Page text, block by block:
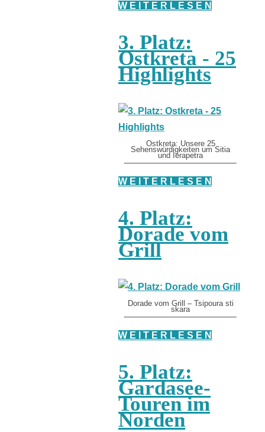
W E I T E R L E S E N
3. Platz:
Ostkreta - 25
Highlights
Ostkreta: Unsere 25
Sehenswürdigkeiten um Sitia
und Ierapetra
W E I T E R L E S E N
4. Platz:
Dorade vom
Grill
Dorade vom Grill – Tsipoura sti
skara
W E I T E R L E S E N
5. Platz:
Gardasee-
Touren im
Norden